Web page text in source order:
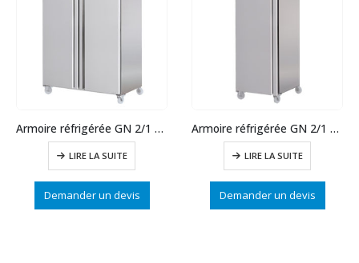
Armoire réfrigérée GN 2/1 positive 1400 L
LIRE LA SUITE
Demander un devis
Armoire réfrigérée GN 2/1 positive 700L
LIRE LA SUITE
Demander un devis